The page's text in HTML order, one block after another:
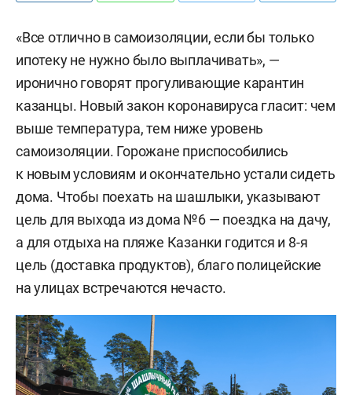
«Все отлично в самоизоляции, если бы только
ипотеку не нужно было выплачивать», —
иронично говорят прогуливающие карантин
казанцы. Новый закон коронавируса гласит: чем
выше температура, тем ниже уровень
самоизоляции. Горожане приспособились
к новым условиям и окончательно устали сидеть
дома. Чтобы поехать на шашлыки, указывают
цель для выхода из дома №6 — поездка на дачу,
а для отдыха на пляже Казанки годится и 8-я
цель (доставка продуктов), благо полицейские
на улицах встречаются нечасто.